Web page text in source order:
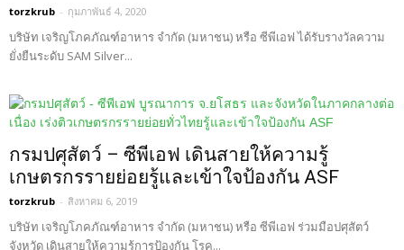
torzkrub - กุมภาพันธ์ 4, 2020
บริษัท เจริญโภคภัณฑ์อาหาร จำกัด (มหาชน) หรือ ซีพีเอฟ ได้รับรางวัลความ
ยั่งยืนระดับ SAM Silver...
กรมปศุสัตว์ – ซีพีเอฟ เดินสายให้ความรู้
เกษตรกรรายย่อยรู้และเข้าใจป้องกัน ASF
torzkrub - สิงหาคม 6, 2019
บริษัท เจริญโภคภัณฑ์อาหาร จำกัด (มหาชน) หรือ ซีพีเอฟ ร่วมมือปศุสัตว์
จังหวัด เดินสายให้ความรู้การป้องกัน โรค...